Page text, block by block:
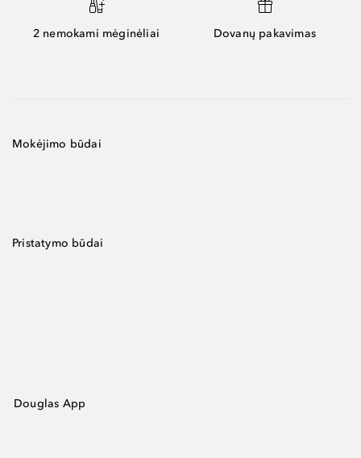
2 nemokami mėginėliai Dovanų pakavimas
Mokėjimo būdai
Pristatymo būdai
Douglas App